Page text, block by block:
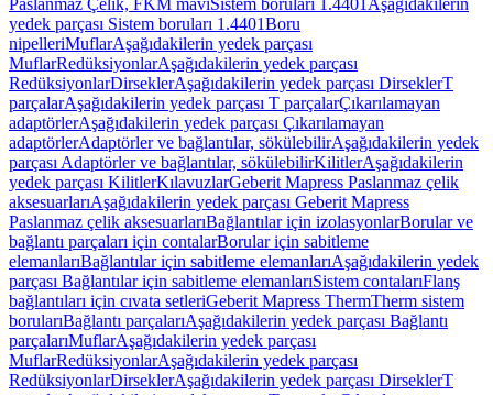
Paslanmaz Çelik, FKM maviSistem boruları 1.4401 Aşağıdakilerin
yedek parçası Sistem boruları 1.4401Boru
nipelleriMuflarAşağıdakilerin yedek parçası
MuflarRedüksiyonlarAşağıdakilerin yedek parçası
RedüksiyonlarDirseklerAşağıdakilerin yedek parçası DirseklerT
parçalarAşağıdakilerin yedek parçası T parçalarÇıkarılamayan
adaptörlerAşağıdakilerin yedek parçası Çıkarılamayan
adaptörlerAdaptörler ve bağlantılar, sökülebilirAşağıdakilerin yedek
parçası Adaptörler ve bağlantılar, sökülebilirKilitlerAşağıdakilerin
yedek parçası KilitlerKılavuzlarGeberit Mapress Paslanmaz çelik
aksesuarlarıAşağıdakilerin yedek parçası Geberit Mapress
Paslanmaz çelik aksesuarlarıBağlantılar için izolasyonlarBorular ve
bağlantı parçaları için contalarBorular için sabitleme
elemanlarıBağlantılar için sabitleme elemanlarıAşağıdakilerin yedek
parçası Bağlantılar için sabitleme elemanlarıSistem contalarıFlanş
bağlantıları için cıvata setleriGeberit Mapress ThermTherm sistem
borularıBağlantı parçalarıAşağıdakilerin yedek parçası Bağlantı
parçalarıMuflarAşağıdakilerin yedek parçası
MuflarRedüksiyonlarAşağıdakilerin yedek parçası
RedüksiyonlarDirseklerAşağıdakilerin yedek parçası DirseklerT